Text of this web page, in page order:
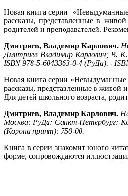
Новая книга серии
рассказы, представленные в
родителей и преподавателей.
Дмитриев, Владимир Карлович.
Дмитриев Владимир Карлович; В.
ISBN 978-5-6043363-0-4 (РуДа). -
Новая книга серии «Невыдуманные
рассказы, представленные в живой
Для детей школьного возраста,
Дмитриев, Владимир Карлович.
Москва: РуДа; Санкт-Петербург:
(Корона принт): 750-00.
Книга в серии знакомит юного
форме, сопровождаются